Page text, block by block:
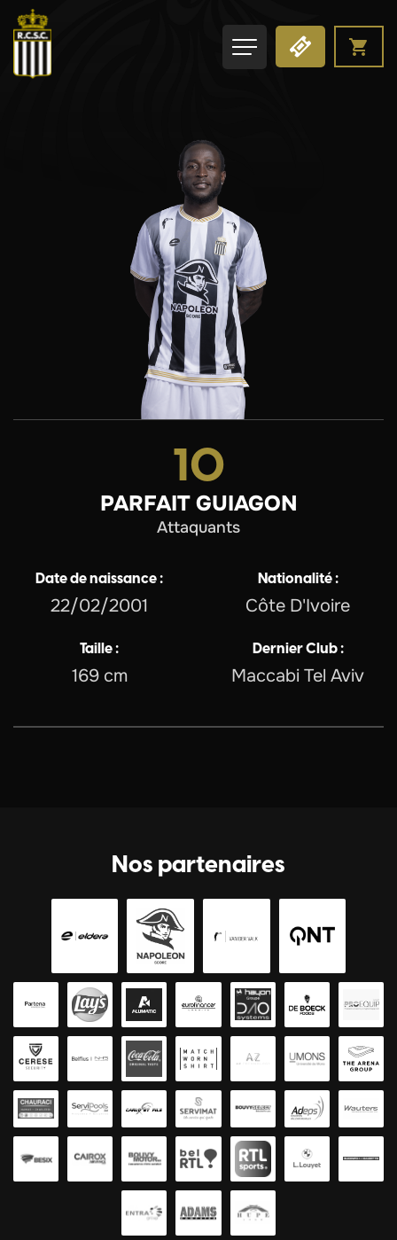
10
PARFAIT GUIAGON
attaquants
Date de naissance :
22/02/2001
Nationalité :
Côte D'Ivoire
Taille :
169 cm
Dernier Club :
Maccabi Tel Aviv
Nos partenaires